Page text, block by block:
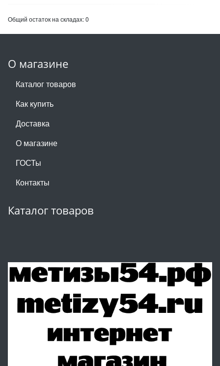
Общий остаток на складах:0
О магазине
Каталог товаров
Как купить
Доставка
О магазине
ГОСТы
Контакты
Каталог товаров